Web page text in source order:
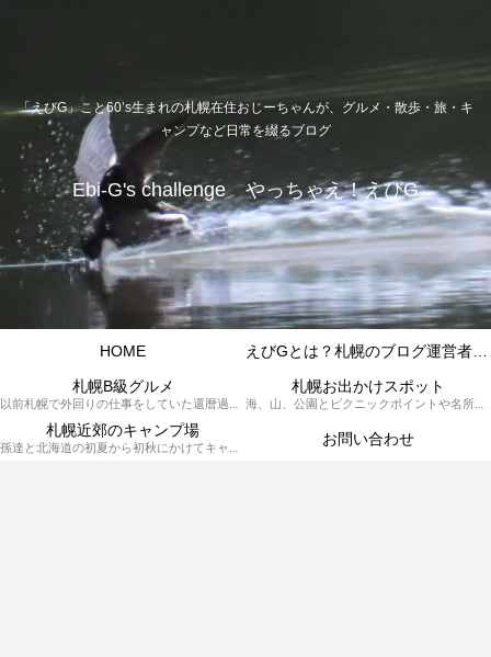
「えびG」こと60’s生まれの札幌在住おじーちゃんが、グルメ・散歩・旅・キ
ャンプなど日常を綴るブログ
Ebi-G's challenge やっちゃえ！えびG
HOME
札幌B級グルメ
以前札幌で外回りの仕事をしていた還暦過ぎブロガー「えびG」がランチ（サラリーマンランチ、サラメシ）を中心に、おそば、ラーメン、中華、日替わりランチを「札幌Bグルメ」と題してレポートしているブログカテゴリーのページです。現在は定年後の再雇用で札幌中とはいかなまでも会社の近くのすすきの界隈や家のある札幌市南区を中心に徘徊しております。
札幌お出かけスポット
海、山、公園とピクニックポイントや名所、旧跡などなど、、、、、札幌はもとより郊外の無理なく日帰りでいって帰ってこれるお出かけスポットを孫っち達（小学５、３年生、幼稚園年長さんの３人）とえびGがお出かけをして紹介しているページです。
札幌近郊のキャンプ場
孫達と北海道の初夏から初秋にかけてキャンプに出かけます。キャンプ場情報だったり料理だったり花火や遊びに虫取りとまさに「やっちゃえ！えびG」やりたい放題のブログです。 お問い合わせ